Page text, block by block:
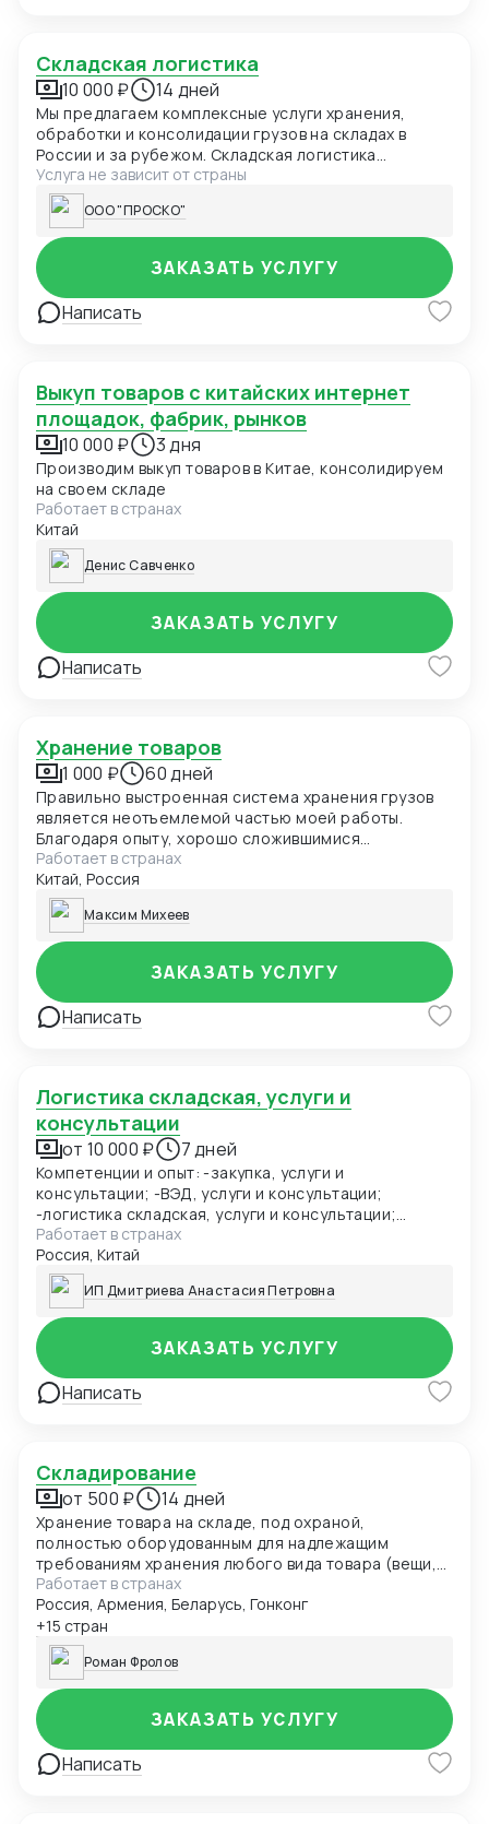
Складская логистика
10 000 ₽ 14 дней
Мы предлагаем комплексные услуги хранения,
обработки и консолидации грузов на складах в
России и за рубежом. Складская логистика
PROSCO™ — это решение «под ключ» для
импортеров, дистрибьюторов, интернет-магазинов
и производственных компаний, которым важно
своевременно управлять запасами и доставкой.
Услуга не зависит от страны
ООО "ПРОСКО"
Написать
ЗАКАЗАТЬ УСЛУГУ
Выкуп товаров с китайских интернет
площадок, фабрик, рынков
10 000 ₽ 3 дня
Производим выкуп товаров в Китае, консолидируем
на своем складе
Работает в странах
Китай
Денис Савченко
Написать
ЗАКАЗАТЬ УСЛУГУ
Хранение товаров
1 000 ₽ 60 дней
Правильно выстроенная система хранения грузов
является неотъемлемой частью моей работы.
Благодаря опыту, хорошо сложившимися
отношениями с китайскими производителями
различного рода товаров, наличию собственных
представительств и складов на территории Китая,
могу смело заявить о возможности предлагать
лучшие условия и цены на складские услуги.
Работает в странах
Китай, Россия
Максим Михеев
Написать
ЗАКАЗАТЬ УСЛУГУ
Логистика складская, услуги и
консультации
от 10 000 ₽ 7 дней
Компетенции и опыт: -закупка, услуги и
консультации; -ВЭД, услуги и консультации;
-логистика складская, услуги и консультации;
-логистика транспортная, услуги и консультации;
-СТМ различных групп товара, услуги и
консультации; -подбор фабрик, закупка и доставка
товара из Китая (КАРГО и Белый ввоз) Страны с
которыми работаю по сей день: Европа, США, ОАЭ,
Турция, Китай, СНГ; -финансового директора,
услуги и консультации; -услуги директора по
закупкам, логистике и ВЭД; -обучение закупкам,
логистике и ВЭД; Все вышеперечисленные функции
в крупных сетях Магнит и Светофор более 9 лет, а
так же 10 летним консалтингом в этом сегменте.
Работает в странах
Россия, Китай
ИП Дмитриева Анастасия Петровна
Написать
ЗАКАЗАТЬ УСЛУГУ
Складирование
от 500 ₽ 14 дней
Хранение товара на складе, под охраной,
полностью оборудованным для надлежащим
требованиям хранения любого вида товара (вещи,
мебель, оборудование, электроника и т.д)
Работает в странах
Россия, Армения, Беларусь, Гонконг
+15 стран
Роман Фролов
Написать
ЗАКАЗАТЬ УСЛУГУ